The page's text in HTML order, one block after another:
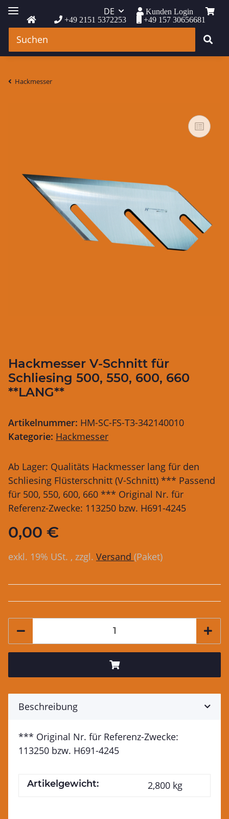
+49 2151 5372253 +49 157 30656681
DE Kunden Login
Hackmesser
Hackmesser V-Schnitt für
Schliesing 500, 550, 600, 660
**LANG**
Artikelnummer: HM-SC-FS-T3-342140010
Kategorie: Hackmesser
Ab Lager: Qualitäts Hackmesser lang für den
Schliesing Flüsterschnitt (V-Schnitt) *** Passend
für 500, 550, 600, 660 *** Original Nr. für
Referenz-Zwecke: 113250 bzw. H691-4245
0,00 €
exkl. 19% USt. , zzgl. Versand (Paket)
Beschreibung
*** Original Nr. für Referenz-Zwecke:
113250 bzw. H691-4245
Artikelgewicht: 2,800 kg